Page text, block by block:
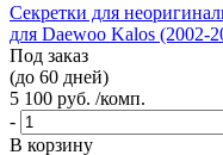
Секретки для
для Daewoo Kalos (2002-
Под заказ
(до 60 дней)
5 100 руб. /комп.
-
В корзину